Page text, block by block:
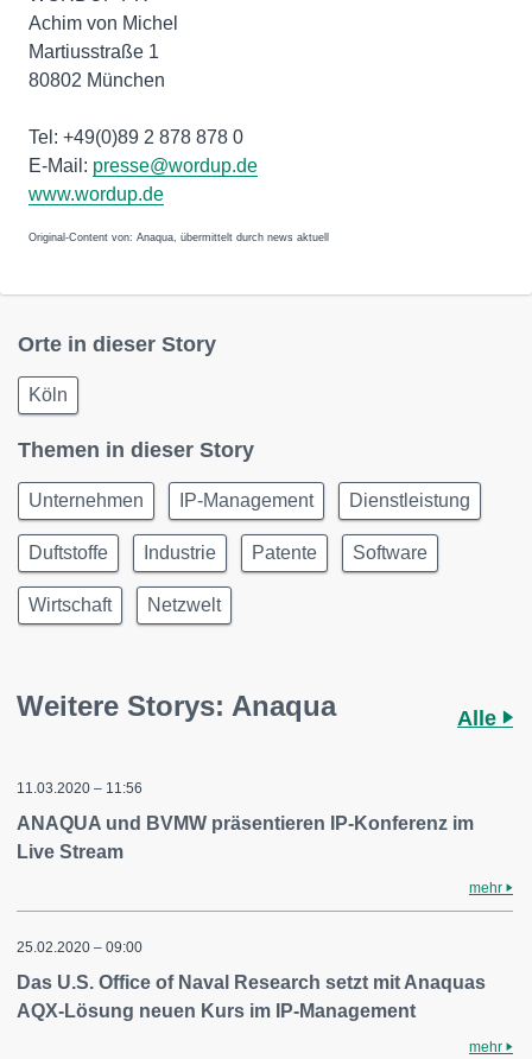
Achim von Michel
Martiusstraße 1
80802 München
Tel: +49(0)89 2 878 878 0
E-Mail: presse@wordup.de
www.wordup.de
Original-Content von: Anaqua, übermittelt durch news aktuell
Orte in dieser Story
Köln
Themen in dieser Story
Unternehmen IP-Management Dienstleistung
Duftstoffe Industrie Patente Software
Wirtschaft Netzwelt
Weitere Storys: Anaqua Alle
11.03.2020 – 11:56
ANAQUA und BVMW präsentieren IP-Konferenz im
Live Stream
mehr
25.02.2020 – 09:00
Das U.S. Office of Naval Research setzt mit Anaquas
AQX-Lösung neuen Kurs im IP-Management
mehr